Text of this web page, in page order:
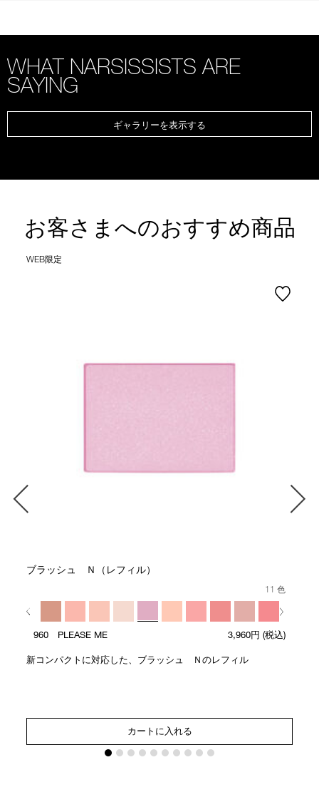
WHAT NARSISSISTS ARE
SAYING
ギャラリーを表示する
お客さまへのおすすめ商品
WEB限定
ブラッシュ Ｎ（レフィル）
11 色
960 PLEASE ME 3,960円 (税込)
新コンパクトに対応した、ブラッシュ Ｎのレフィル
カートに入れる